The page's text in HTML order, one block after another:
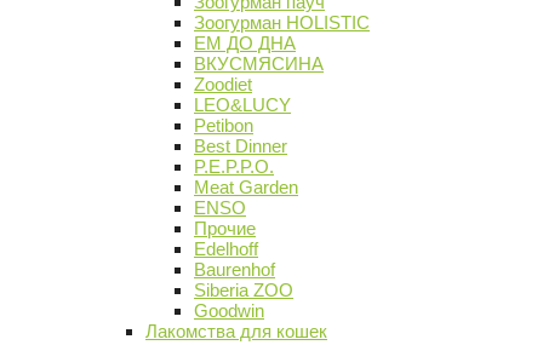
Зоогурман HOLISTIC
ЕМ ДО ДНА
ВКУСМЯСИНА
Zoodiet
LEO&LUCY
Petibon
Best Dinner
P.E.P.P.O.
Meat Garden
ENSO
Прочие
Edelhoff
Baurenhof
Siberia ZOO
Goodwin
Лакомства для кошек